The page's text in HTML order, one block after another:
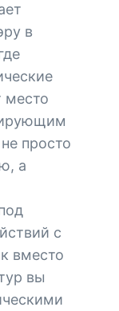
в
место
просто
а
с
вместо
вы